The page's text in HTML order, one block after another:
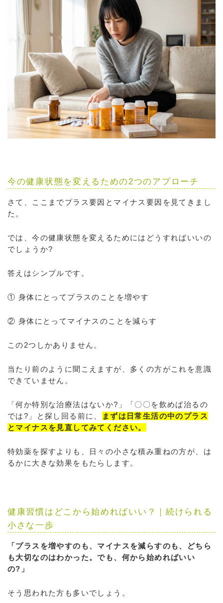
今の健康状態を変えるための2つのアプローチ
さて、ここまでプラス要因とマイナス要因を見てきまし
た。
では、今の健康状態を変えるためにはどうすればいいの
でしょうか?
答えはシンプルです。
① 身体にとってプラスのことを増やす
② 身体にとってマイナスのことを減らす
この2つしかありません。
当たり前のように聞こえますが、多くの方がこれを意識
できていません。
「何か特別な治療法はないか?」「〇〇を飲めば治るの
では?」と探し回る前に、
まずは日常生活の中のプラス
とマイナスを見直してみてください。
特効薬を探すよりも、日々の小さな積み重ねの方が、は
るかに大きな効果をもたらします。
健康習慣はどこから始めればいい？｜続けられる
小さな一歩
「プラスを増やすのも、マイナスを減らすのも、どちら
も大切なのはわかった。でも、何から始めればいい
の?」
そう思われた方も多いでしょう。